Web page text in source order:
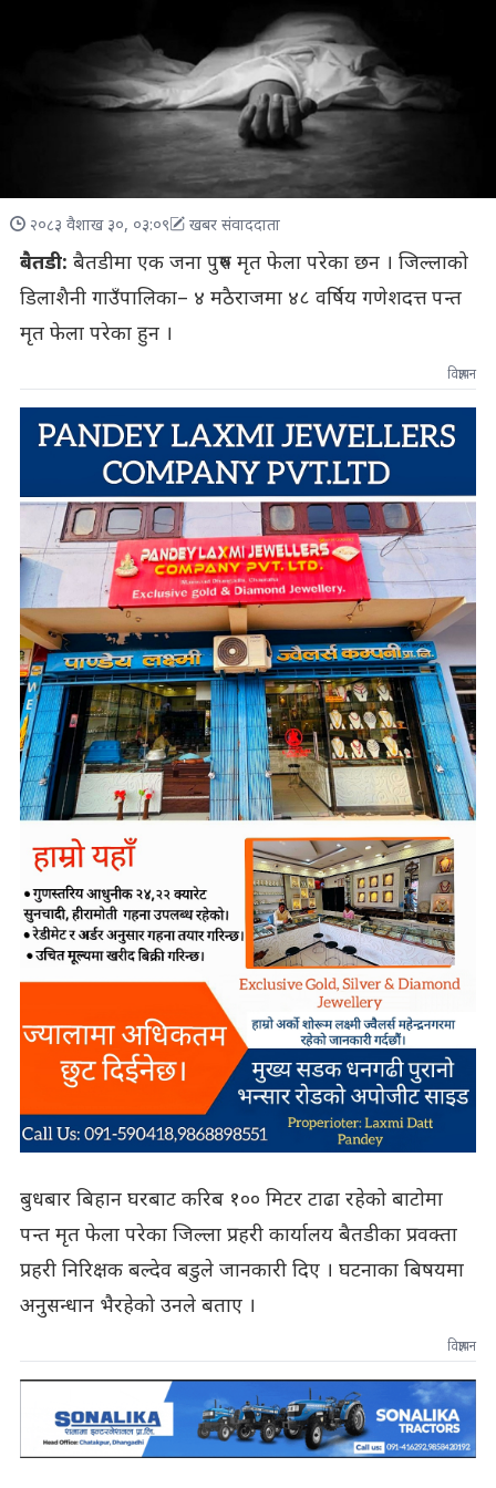
२०८३ वैशाख ३०, ०३:०९ खबर संवाददाता
बैतडी: बैतडीमा एक जना पुरुष मृत फेला परेका छन । जिल्लाको
डिलाशैनी गाउँपालिका– ४ मठैराजमा ४८ वर्षिय गणेशदत्त पन्त
मृत फेला परेका हुन ।
विज्ञापन
बुधबार बिहान घरबाट करिब १०० मिटर टाढा रहेको बाटोमा
पन्त मृत फेला परेका जिल्ला प्रहरी कार्यालय बैतडीका प्रवक्ता
प्रहरी निरिक्षक बल्देव बडुले जानकारी दिए । घटनाका बिषयमा
अनुसन्धान भैरहेको उनले बताए ।
विज्ञापन